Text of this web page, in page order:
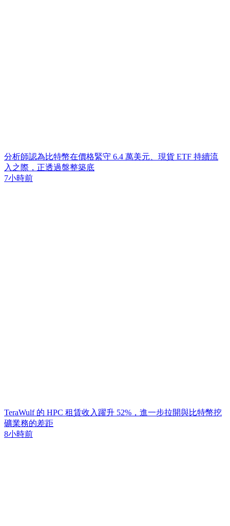
分析師認為比特幣在價格緊守 6.4 萬美元、現貨 ETF 持續流
入之際，正透過盤整築底
7小時前
TeraWulf 的 HPC 租賃收入躍升 52%，進一步拉開與比特幣挖
礦業務的差距
8小時前